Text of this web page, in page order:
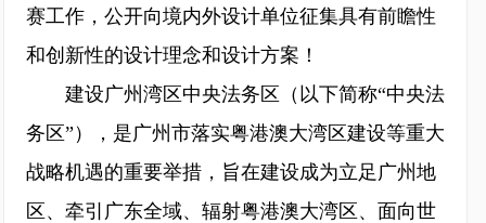
赛工作，公开向境内外设计单位征集具有前瞻性
和创新性的设计理念和设计方案！
建设广州湾区中央法务区（以下简称“中央法
务区”），是广州市落实粤港澳大湾区建设等重大
战略机遇的重要举措，旨在建设成为立足广州地
区、牵引广东全域、辐射粤港澳大湾区、面向世